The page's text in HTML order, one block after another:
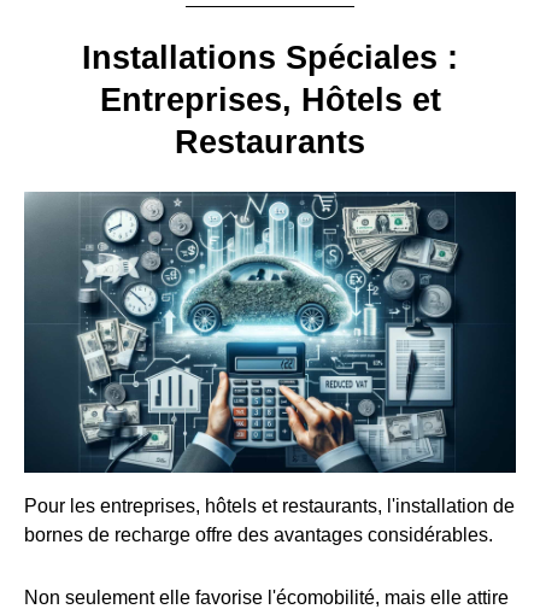
Installations Spéciales :
Entreprises, Hôtels et
Restaurants
Pour les entreprises, hôtels et restaurants, l'installation de
bornes de recharge offre des avantages considérables.
Non seulement elle favorise l'écomobilité, mais elle attire